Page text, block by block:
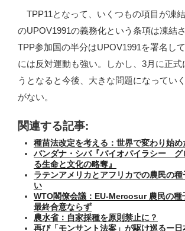
TPP11となって、いくつもの項目が凍
のUPOV1991の義務化という条項は凍結
TPP参加国の半分はUPOV1991を署名し
には反対運動も強い。しかし、3月に正式
うとなると今後、大きな問題になってい
がない。
関連する記事:
種苗法改定を考える：世界で変わり始め
バンダナ・シバ『バイオパイラシー グ
る生命と文化の略奪』
ラテンアメリカとアフリカでの農民の
い
WTO閣僚会議：EU-Mercosur 農民の種
最終合意ならず
農水省：自家採種を原則禁止に？
再び「モンサント法案」が駆け巡るー日